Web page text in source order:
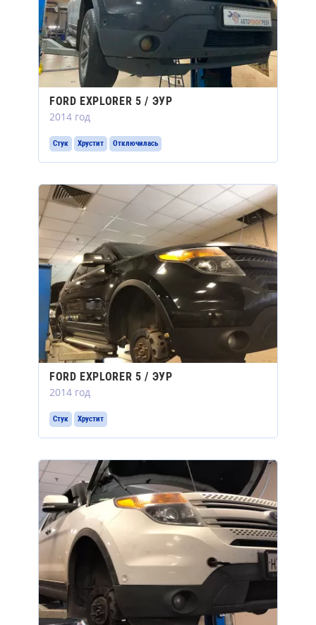
FORD EXPLORER 5 / ЭУР
2014 год
Стук Хрустит Отключилась
FORD EXPLORER 5 / ЭУР
2014 год
Стук Хрустит